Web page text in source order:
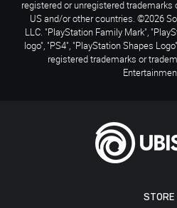
STORE
registered or unregistered
US and/or other countries. ©2026
LLC. "PlayStation Family Mark",
logo", "PS4", "PlayStation Shapes
registered trademarks or